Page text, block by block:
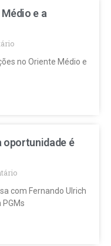
e a
no Oriente Médio e
oportunidade é
com Fernando Ulrich